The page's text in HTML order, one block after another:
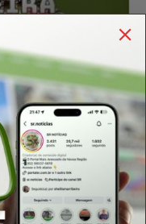
movimenta
e artesanato